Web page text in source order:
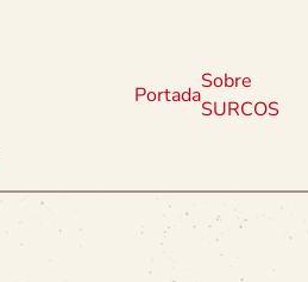
Portada
Sobre
SURCOS